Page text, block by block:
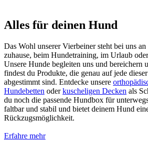
Alles für deinen Hund
Das Wohl unserer Vierbeiner steht bei uns
zuhause, beim Hundetraining, im Urlaub
Unsere Hunde begleiten uns und bereichern
findest du Produkte, die genau auf jede
abgestimmt sind. Entdecke unsere
Hundebetten oderkuscheligen Decken als
du noch die passende Hundbox für
faltbar und stabil und bietet deinem Hund
Rückzugsmöglichkeit.
Erfahre mehr